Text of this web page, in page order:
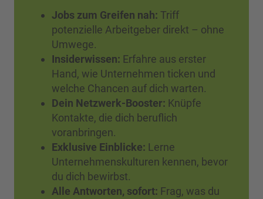
Jobs zum Greifen nah: Triff
potenzielle Arbeitgeber direkt – ohne
Umwege.
Insiderwissen: Erfahre aus erster
Hand, wie Unternehmen ticken und
welche Chancen auf dich warten.
Dein Netzwerk-Booster: Knüpfe
Kontakte, die dich beruflich
voranbringen.
Exklusive Einblicke: Lerne
Unternehmenskulturen kennen, bevor
du dich bewirbst.
Alle Antworten, sofort: Frag, was du